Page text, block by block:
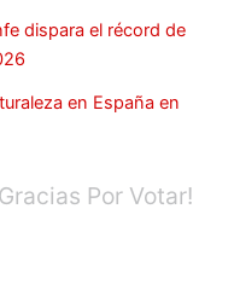
dispara el récord de
en España en
Por Votar!